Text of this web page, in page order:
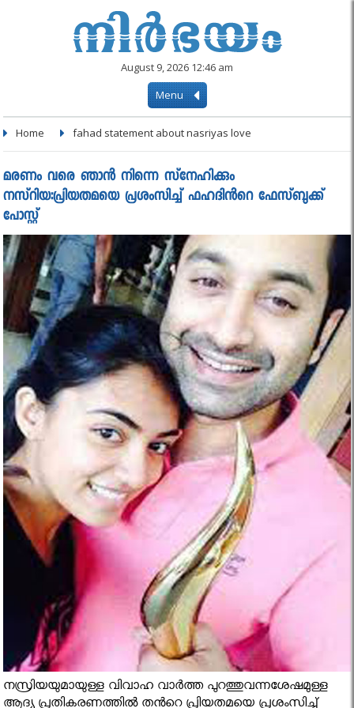
August 9, 2026 12:46 am
Menu
Home fahad statement about nasriyas love
മരണം വരെ ഞാന്‍ നിന്നെ സ്‌നേഹിക്കും
നസ്‌റിയ:പ്രിയതമയെ പ്രശംസിച്ച് ഫഹദിൻറെ ഫേസ്ബുക്ക്‌
പോസ്റ്റ്‌
നസ്രിയയുമായുള്ള വിവാഹ വാര്‍ത്ത പുറത്തുവന്നശേഷമുള്ള